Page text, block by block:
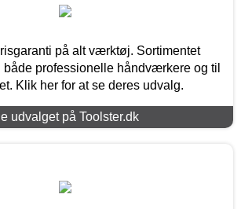
på alt værktøj. Sortimentet
både professionelle håndværkere og til
Klik her for at se deres udvalg.
udvalget på Toolster.dk